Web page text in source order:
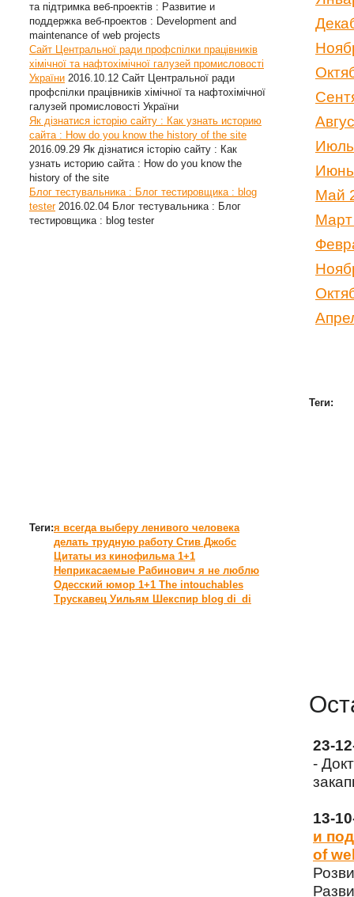
та підтримка веб-проектів : Развитие и
поддержка веб-проектов : Development and
maintenance of web projects
Сайт Центральної ради профспілки працівників
хімічної та нафтохімічної галузей промисловості
України 2016.10.12 Сайт Центральної ради
профспілки працівників хімічної та нафтохімічної
галузей промисловості України
Як дізнатися історію сайту : Как узнать историю
сайта : How do you know the history of the site
2016.09.29 Як дізнатися історію сайту : Как
узнать историю сайта : How do you know the
history of the site
Блог тестувальника : Блог тестировщика : blog
tester 2016.02.04 Блог тестувальника : Блог
тестировщика : blog tester
Теги:я всегда выберу ленивого человека
делать трудную работу Стив Джобс
Цитаты из кинофильма 1+1
Неприкасаемые Рабинович я не люблю
Одесский юмор 1+1 The intouchables
Трускавец Уильям Шекспир blog di_di
Май
Теги:
23-
-
13-
и
of